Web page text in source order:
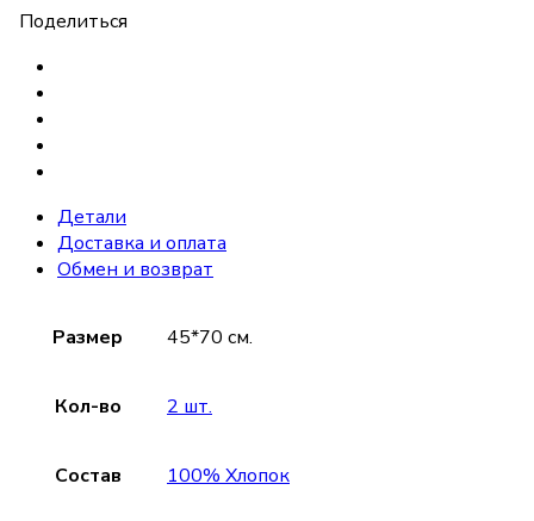
Поделиться
Детали
Доставка и оплата
Обмен и возврат
Размер 45*70 см.
Кол-во 2 шт.
Состав 100% Хлопок